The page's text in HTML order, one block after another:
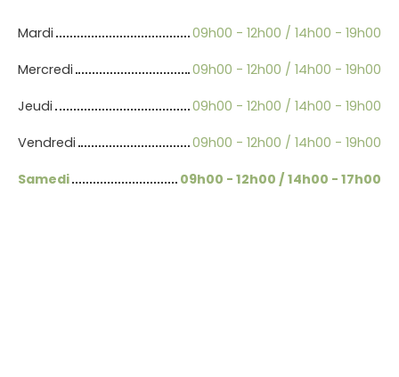
Mardi 09h00 - 12h00 / 14h00 - 19h00
Mercredi 09h00 - 12h00 / 14h00 - 19h00
Jeudi 09h00 - 12h00 / 14h00 - 19h00
Vendredi 09h00 - 12h00 / 14h00 - 19h00
Samedi 09h00 - 12h00 / 14h00 - 17h00